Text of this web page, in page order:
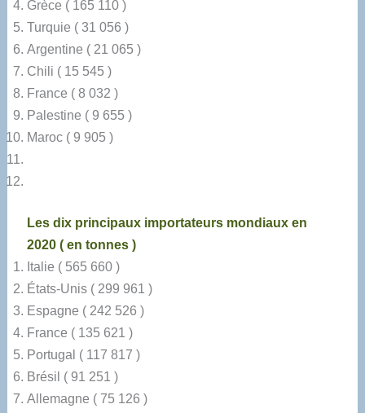
Grèce ( 165 110 )
Turquie ( 31 056 )
Argentine ( 21 065 )
Chili ( 15 545 )
France ( 8 032 )
Palestine ( 9 655 )
Maroc ( 9 905 )
Les dix principaux importateurs mondiaux en
2020 ( en tonnes )
Italie ( 565 660 )
États-Unis ( 299 961 )
Espagne ( 242 526 )
France ( 135 621 )
Portugal ( 117 817 )
Brésil ( 91 251 )
Allemagne ( 75 126 )